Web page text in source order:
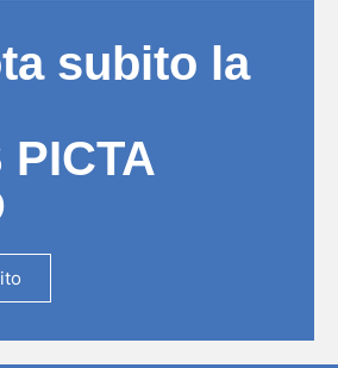
subito la
PICTA